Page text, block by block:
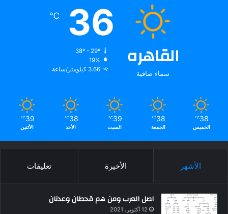
القاهره
سماء صافية
36
℃
38º - 29º
19%
3.66 كيلومتر/ساعة
38
℃
الخميس
38
℃
الجمعة
39
℃
السبت
38
℃
الأحد
39
℃
الأثنين
الأشهر الأخيرة تعليقات
اصل العرب ومن هم قحطان وعدنان
12 أكتوبر، 2021